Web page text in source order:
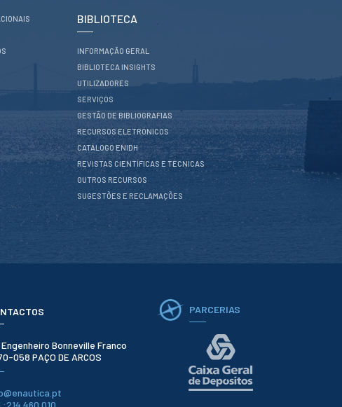
BIBLIOTECA
INFORMAÇÃO GERAL
BIBLIOTECA INSIGHTS
UTILIZADORES
SERVIÇOS
GESTÃO DE BIBLIOGRAFIAS
RECURSOS ELETRÓNICOS
CATÁLOGO ENIDH
REVISTAS CIENTÍFICAS E TÉCNICAS
OUTROS RECURSOS
SUGESTÕES E RECLAMAÇÕES
Engenheiro Bonneville Franco
058 PAÇO DE ARCOS
460 010
PARCERIAS